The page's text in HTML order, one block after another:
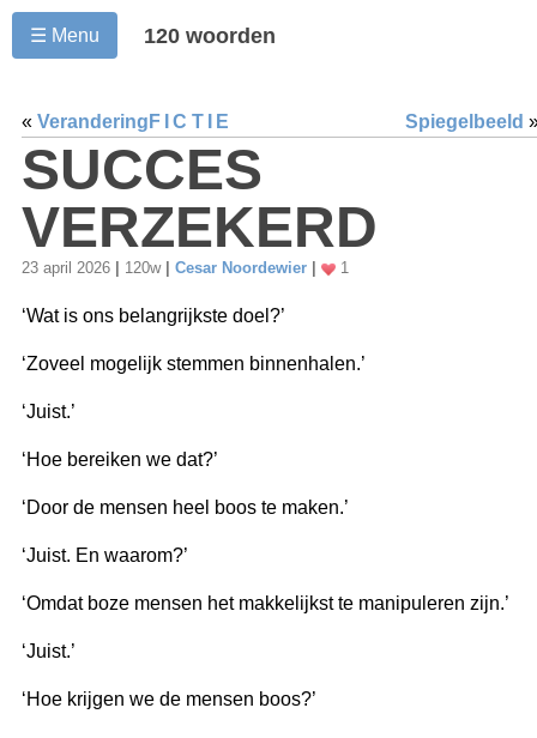
☰ Menu 120 woorden
« Verandering Spiegelbeeld
FICTIE
SUCCES
VERZEKERD
23 april 2026 120w Cesar Noordewier 1
‘Wat is ons belangrijkste doel?’
‘Zoveel mogelijk stemmen binnenhalen.’
‘Juist.’
‘Hoe bereiken we dat?’
‘Door de mensen heel boos te maken.’
‘Juist. En waarom?’
‘Omdat boze mensen het makkelijkst te manipuleren zijn.’
‘Juist.’
‘Hoe krijgen we de mensen boos?’